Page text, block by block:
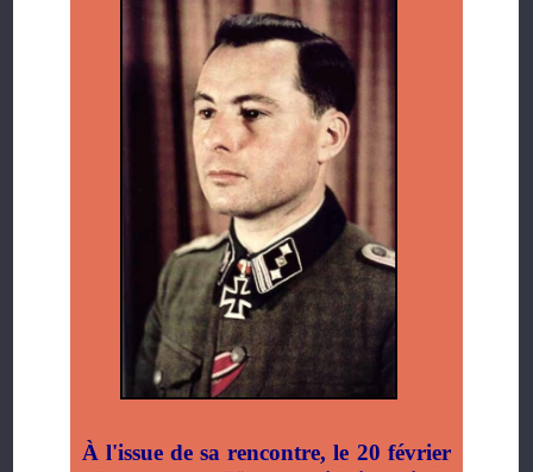
À l'issue de sa rencontre, le 20 février